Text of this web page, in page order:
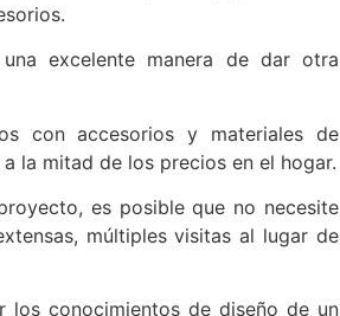
excelente manera de dar otra
con accesorios y materiales de
la mitad de los precios en el hogar.
es posible que no necesite
múltiples visitas al lugar de
los conocimientos de diseño de un